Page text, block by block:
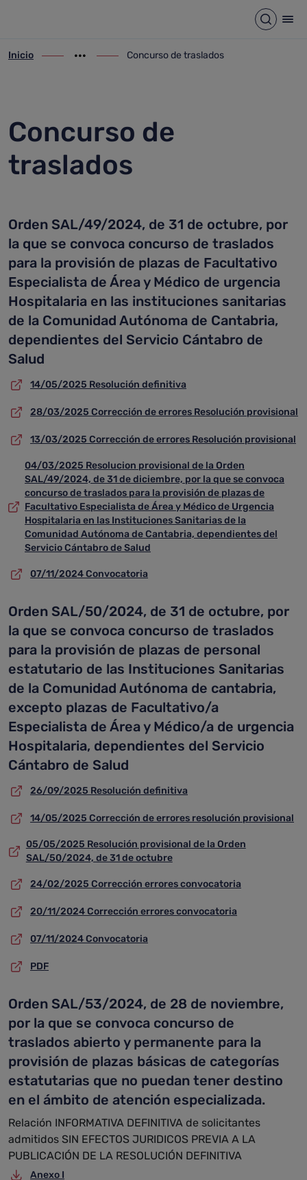
Abrir
ir-a inicio
Inicio
Mostrar opciones del camino de migas
ir-a Concurso de traslados
Concurso de traslados
Concurso de
traslados
Orden SAL/49/2024, de 31 de octubre, por
la que se convoca concurso de traslados
para la provisión de plazas de Facultativo
Especialista de Área y Médico de urgencia
Hospitalaria en las instituciones sanitarias
de la Comunidad Autónoma de Cantabria,
dependientes del Servicio Cántabro de
Salud
14/05/2025 Resolución definitiva
28/03/2025 Corrección de errores Resolución provisional
13/03/2025 Corrección de errores Resolución provisional
04/03/2025 Resolucion provisional de la Orden
SAL/49/2024, de 31 de diciembre, por la que se convoca
concurso de traslados para la provisión de plazas de
Facultativo Especialista de Área y Médico de Urgencia
Hospitalaria en las Instituciones Sanitarias de la
Comunidad Autónoma de Cantabria, dependientes del
Servicio Cántabro de Salud
07/11/2024 Convocatoria
Orden SAL/50/2024, de 31 de octubre, por
la que se convoca concurso de traslados
para la provisión de plazas de personal
estatutario de las Instituciones Sanitarias
de la Comunidad Autónoma de cantabria,
excepto plazas de Facultativo/a
Especialista de Área y Médico/a de urgencia
Hospitalaria, dependientes del Servicio
Cántabro de Salud
26/09/2025 Resolución definitiva
14/05/2025 Corrección de errores resolución provisional
05/05/2025 Resolución provisional de la Orden
SAL/50/2024, de 31 de octubre
24/02/2025 Corrección errores convocatoria
20/11/2024 Corrección errores convocatoria
07/11/2024 Convocatoria
PDF
Orden SAL/53/2024, de 28 de noviembre,
por la que se convoca concurso de
traslados abierto y permanente para la
provisión de plazas básicas de categorías
estatutarias que no puedan tener destino
en el ámbito de atención especializada.
Relación INFORMATIVA DEFINITIVA de solicitantes
admitidos SIN EFECTOS JURIDICOS PREVIA A LA
PUBLICACIÓN DE LA RESOLUCIÓN DEFINITIVA
Anexo I